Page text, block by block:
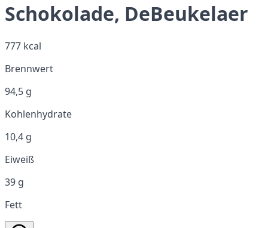
Schokolade, DeBeukelaer
777 kcal
Brennwert
94,5 g
Kohlenhydrate
10,4 g
Eiweiß
39 g
Fett